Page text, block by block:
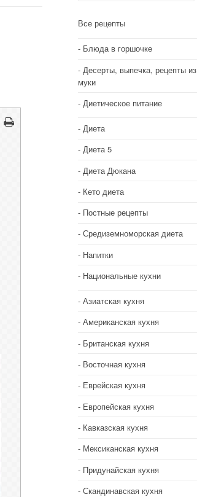
Все рецепты
Блюда в горшочке
Десерты, выпечка, рецепты из
муки
Диетическое питание
Диета
Диета 5
Диета Дюкана
Кето диета
Постные рецепты
Средиземноморская диета
Напитки
Национальные кухни
Азиатская кухня
Американская кухня
Британская кухня
Восточная кухня
Еврейская кухня
Европейская кухня
Кавказская кухня
Мексиканская кухня
Придунайская кухня
Скандинавская кухня